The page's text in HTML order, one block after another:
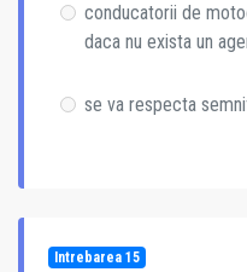
conducatorii de
daca nu exista un
se va respecta
Intrebarea 15